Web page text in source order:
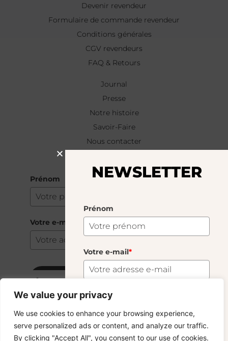
We value your privacy
We use cookies to enhance your browsing experience,
serve personalized ads or content, and analyze our traffic.
By clicking "Accept All", you consent to our use of cookies.
Vase Tête Lang
Devenir revendeur
Formulaire de commande revendeur
Conditions générales
CGV revendeurs
FAQ & Retours
Journal
Presse
Notre histoire
Savoir-Faire
Nous contacter
Prénom
Votre e-mail
S'abonner
Copyright © 2024 – © La Soufflerie.
Toutes les créations, tous les designs et tous les contenus sont
NEWSLETTER
Prénom
Votre e-mail*
Vous voulez rester informé ? Inscrivez-vous